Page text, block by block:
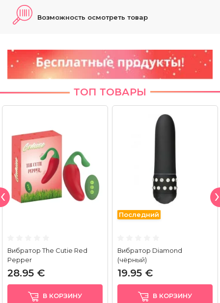
Возможность осмотреть товар
ТОП ТОВАРЫ
Вибратор The Cutie Red
Pepper
28.95 €
В КОРЗИНУ
Последний
Вибратор Diamond
(чёрный)
19.95 €
В КОРЗИНУ